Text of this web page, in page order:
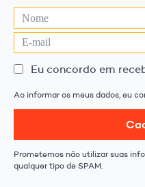
Eu concordo em
Ao informar os meus dados, eu
Prometemos não utilizar suas
qualquer tipo de SPAM.